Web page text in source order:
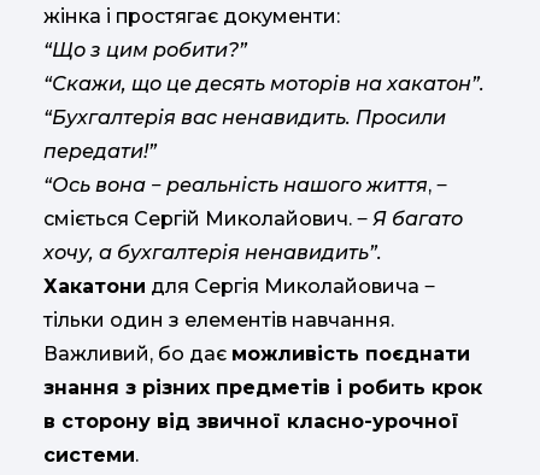
жінка і простягає документи:
“Що з цим робити?”
“Скажи, що це десять моторів на хакатон”.
“Бухгалтерія вас ненавидить. Просили
передати!”
“Ось вона ‒ реальність нашого життя, ‒
сміється Сергій Миколайович. ‒ Я багато
хочу, а бухгалтерія ненавидить”.
Хакатони для Сергія Миколайовича ‒
тільки один з елементів навчання.
Важливий, бо дає можливість поєднати
знання з різних предметів і робить крок
в сторону від звичної класно-урочної
системи.